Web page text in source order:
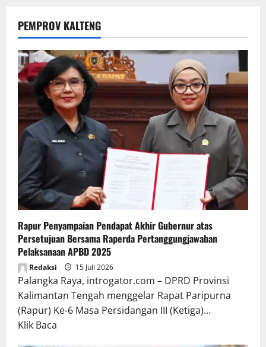
PEMPROV KALTENG
Rapur Penyampaian Pendapat Akhir Gubernur atas
Persetujuan Bersama Raperda Pertanggungjawaban
Pelaksanaan APBD 2025
Redaksi 15 Juli 2026
Palangka Raya, introgator.com – DPRD Provinsi
Kalimantan Tengah menggelar Rapat Paripurna
(Rapur) Ke-6 Masa Persidangan III (Ketiga)...
Klik Baca